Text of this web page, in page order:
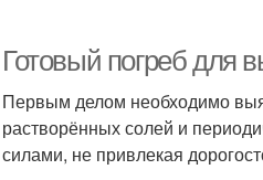
Готовый погреб для
Первым делом необходимо
растворённых солей и
силами, не привлекая